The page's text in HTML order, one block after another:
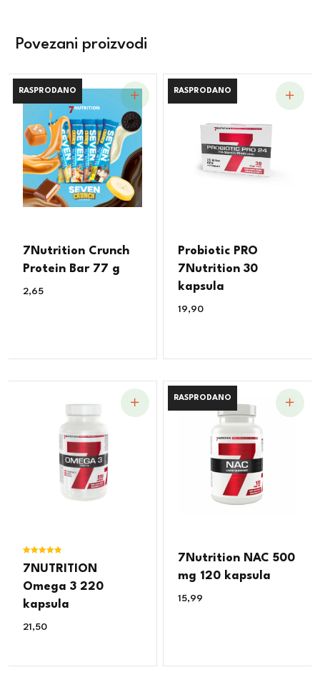
Povezani proizvodi
RASPRODANO
RASPRODANO
7Nutrition Crunch
Protein Bar 77 g
2,65
RASPRODANO
RASPRODANO
Probiotic PRO
7Nutrition 30
kapsula
19,90
5.00
7NUTRITION
Omega 3 220
kapsula
21,50
RASPRODANO
RASPRODANO
7Nutrition NAC 500
mg 120 kapsula
15,99